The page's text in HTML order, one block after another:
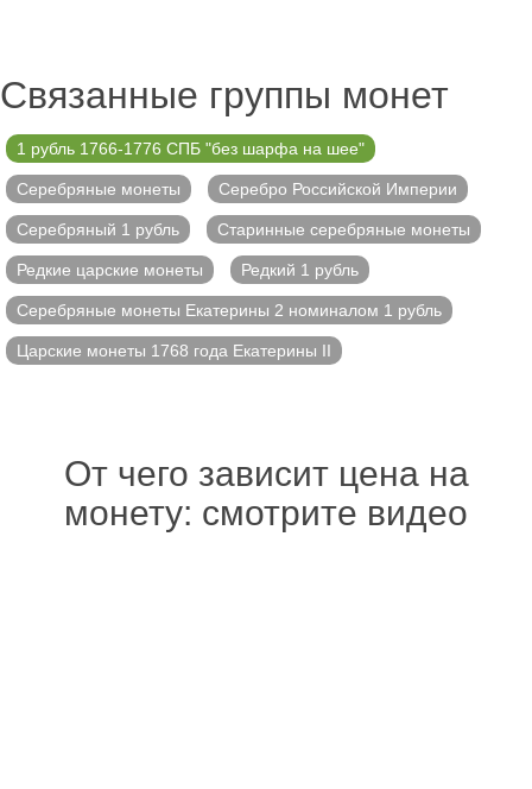
Связанные группы монет
1 рубль 1766-1776 СПБ "без шарфа на шее"
Серебряные монеты Серебро Российской Империи
Серебряный 1 рубль Старинные серебряные монеты
Редкие царские монеты Редкий 1 рубль
Серебряные монеты Екатерины 2 номиналом 1 рубль
Царские монеты 1768 года Екатерины II
От чего зависит цена на
монету: смотрите видео